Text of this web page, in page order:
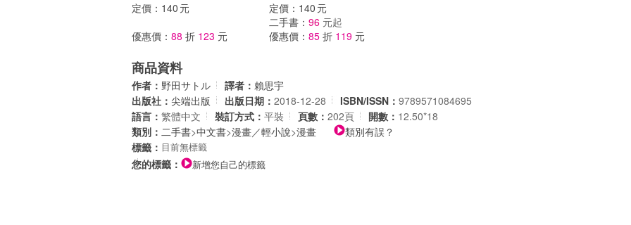
定價： 140 元
優惠價： 88 折 123 元
定價： 140 元
二手書： 96 元起
優惠價： 85 折 119 元
商品資料
作者： 野田サトル 譯者： 賴思宇
出版社： 尖端出版 出版日期： 2018-12-28 ISBN/ISSN： 9789571084695
語言： 繁體中文 裝訂方式： 平裝 頁數： 202頁 開數： 12.50*18
類別： 二手書>中文書>漫畫／輕小說>漫畫
類別有誤？
標籤： 目前無標籤
您的標籤： 新增您自己的標籤